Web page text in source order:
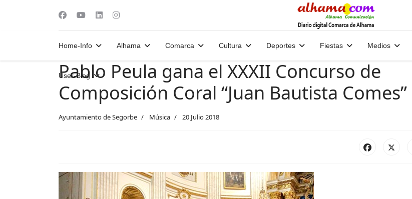
Home-Info Alhama Comarca Cultura Deportes Fiestas Medios
User-Blog
Pablo Peula gana el XXXII Concurso de
Composición Coral “Juan Bautista Comes”
Ayuntamiento de Segorbe Música 20 Julio 2018